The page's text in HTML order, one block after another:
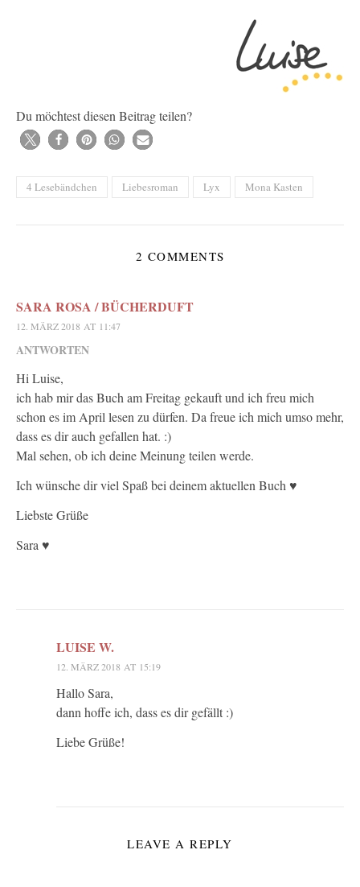
Du möchtest diesen Beitrag teilen?
4 Lesebändchen Liebesroman Lyx Mona Kasten
2 COMMENTS
SARA ROSA / BÜCHERDUFT
12. MÄRZ 2018 AT 11:47
ANTWORTEN
Hi Luise,
ich hab mir das Buch am Freitag gekauft und ich freu mich
schon es im April lesen zu dürfen. Da freue ich mich umso mehr,
dass es dir auch gefallen hat. :)
Mal sehen, ob ich deine Meinung teilen werde.
Ich wünsche dir viel Spaß bei deinem aktuellen Buch ♥
Liebste Grüße
Sara ♥
LUISE W.
12. MÄRZ 2018 AT 15:19
Hallo Sara,
dann hoffe ich, dass es dir gefällt :)
Liebe Grüße!
LEAVE A REPLY